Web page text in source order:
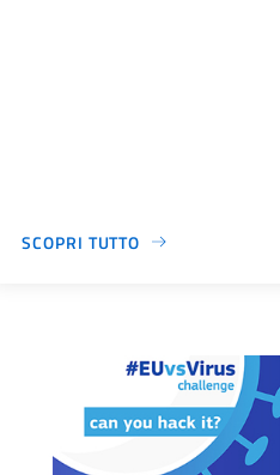
SCOPRI TUTTO